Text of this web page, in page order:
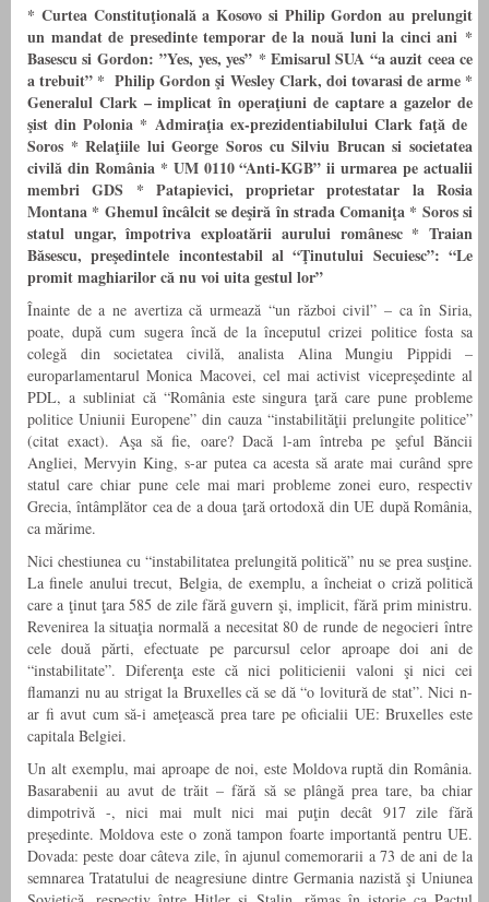
* Curtea Constituţională a Kosovo si Philip Gordon au prelungit
un mandat de presedinte temporar de la nouă luni la cinci ani *
Basescu si Gordon: ”Yes, yes, yes” * Emisarul SUA “a auzit ceea ce
a trebuit” * Philip Gordon şi Wesley Clark, doi tovarasi de arme *
Generalul Clark – implicat în operaţiuni de captare a gazelor de
şist din Polonia * Admiraţia ex-prezidentiabilului Clark faţă de
Soros * Relaţiile lui George Soros cu Silviu Brucan si societatea
civilă din România * UM 0110 “Anti-KGB” ii urmarea pe actualii
membri GDS * Patapievici, proprietar protestatar la Rosia
Montana * Ghemul încâlcit se deşiră în strada Comaniţa * Soros si
statul ungar, împotriva exploatării aurului românesc * Traian
Băsescu, preşedintele incontestabil al “Ţinutului Secuiesc”: “Le
promit maghiarilor că nu voi uita gestul lor”
Înainte de a ne avertiza că urmează “un război civil” – ca în Siria,
poate, după cum sugera încă de la începutul crizei politice fosta sa
colegă din societatea civilă, analista Alina Mungiu Pippidi –
europarlamentarul Monica Macovei, cel mai activist vicepreşedinte al
PDL, a subliniat că “România este singura ţară care pune probleme
politice Uniunii Europene” din cauza “instabilităţii prelungite politice”
(citat exact). Aşa să fie, oare? Dacă l-am întreba pe şeful Băncii
Angliei, Mervyin King, s-ar putea ca acesta să arate mai curând spre
statul care chiar pune cele mai mari probleme zonei euro, respectiv
Grecia, întâmplător cea de a doua ţară ortodoxă din UE după România,
ca mărime.
Nici chestiunea cu “instabilitatea prelungită politică” nu se prea susţine.
La finele anului trecut, Belgia, de exemplu, a încheiat o criză politică
care a ţinut ţara 585 de zile fără guvern şi, implicit, fără prim ministru.
Revenirea la situaţia normală a necesitat 80 de runde de negocieri între
cele două părti, efectuate pe parcursul celor aproape doi ani de
“instabilitate”. Diferenţa este că nici politicienii valoni şi nici cei
flamanzi nu au strigat la Bruxelles că se dă “o lovitură de stat”. Nici n-
ar fi avut cum să-i ameţească prea tare pe oficialii UE: Bruxelles este
capitala Belgiei.
Un alt exemplu, mai aproape de noi, este Moldova ruptă din România.
Basarabenii au avut de trăit – fără să se plângă prea tare, ba chiar
dimpotrivă -, nici mai mult nici mai puţin decât 917 zile fără
preşedinte. Moldova este o zonă tampon foarte importantă pentru UE.
Dovada: peste doar câteva zile, în ajunul comemorarii a 73 de ani de la
semnarea Tratatului de neagresiune dintre Germania nazistă şi Uniunea